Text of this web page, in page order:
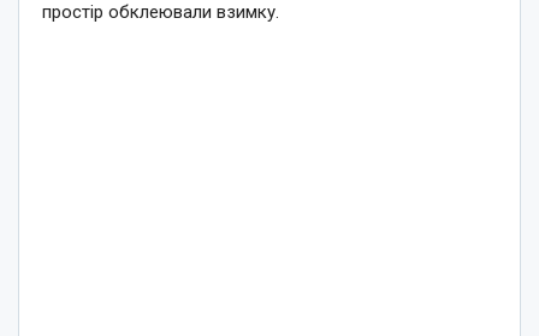
простір обклеювали взимку.